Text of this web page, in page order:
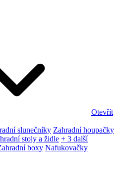
Otevřít
slunečníky Zahradní houpačky
stoly a židle + 3 další
boxy Nafukovačky